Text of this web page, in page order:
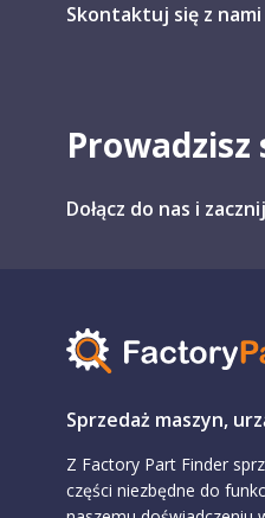
Skontaktuj się z
Prowadzisz
Dołącz do nas i
Sprzedaż maszyn,
Z Factory Part Finder
części niezbędne do